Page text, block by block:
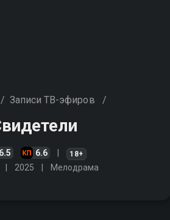
/ Записи ТВ-эфиров /
6.5 6.6 18+
2025 Мелодрама